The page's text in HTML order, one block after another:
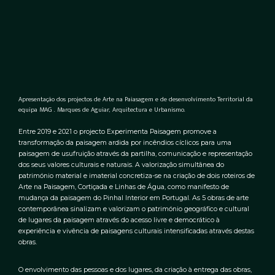
Apresentação dos projectos de Arte na Paiasagem e de desenvolvimento Territorial da
equipa MAG . Marques de Aguiar, Arquitectura e Urbanismo.
Entre 2019 e 2021 o projecto Experimenta Paisagem promove a
transformação da paisagem ardida por incêndios cíclicos para uma
paisagem de usufruição através da partilha, comunicação e representação
dos seus valores culturais e naturais. A valorização simultânea do
património material e imaterial concretiza-se na criação de dois roteiros de
Arte na Paisagem, Cortiçada e Linhas de Água, como manifesto de
mudança da paisagem do Pinhal Interior em Portugal. As 5 obras de arte
contemporânea sinalizam e valorizam o património geográfico e cultural
de lugares da paisagem através do acesso livre e democrático à
experiência e vivência de paisagens culturais intensificadas através destas
obras.
O envolvimento das pessoas e dos lugares, da criação à entrega das obras,